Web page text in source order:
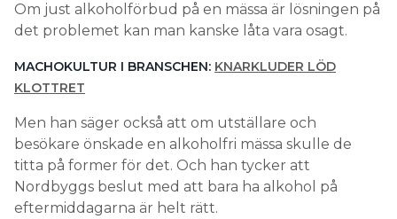
Om just alkoholförbud på en mässa är lösningen på
det problemet kan man kanske låta vara osagt.
MACHOKULTUR I BRANSCHEN: KNARKLUDER LÖD
KLOTTRET
Men han säger också att om utställare och
besökare önskade en alkoholfri mässa skulle de
titta på former för det. Och han tycker att
Nordbyggs beslut med att bara ha alkohol på
eftermiddagarna är helt rätt.